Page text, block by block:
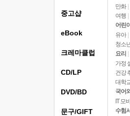
만화 |
여행
어린이
유아 |
청소
요리
가정
건강
대학
국어
IT 모
수험
중고샵
eBook
크레마클럽
CD/LP
DVD/BD
문구/GIFT